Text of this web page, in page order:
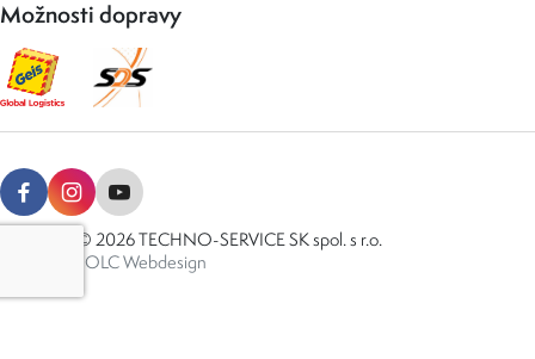
Možnosti dopravy
Copyright © 2026 TECHNO-SERVICE SK spol. s r.o.
OLC Webdesign